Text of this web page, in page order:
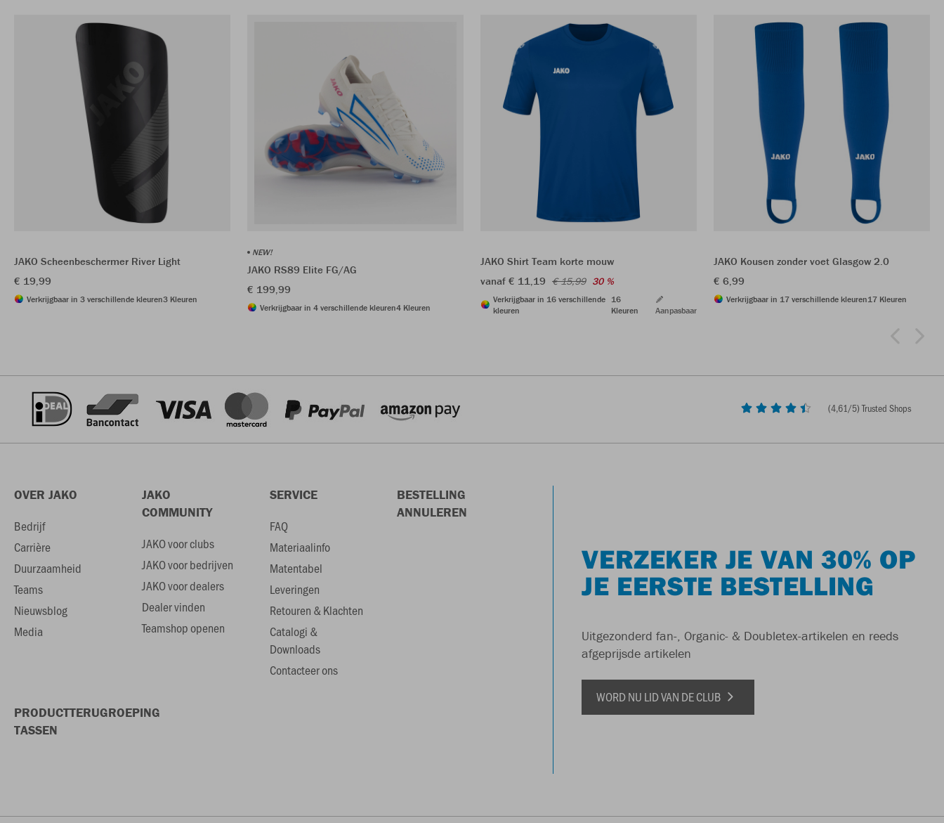
JAKO Scheenbeschermer River Light
€ 19,99
Verkrijgbaar in 3 verschillende kleuren3 Kleuren
NEW!
JAKO RS89 Elite FG/AG
€ 199,99
Verkrijgbaar in 4 verschillende kleuren4 Kleuren
JAKO Shirt Team korte mouw
vanaf € 11,19 € 15,99 30 %
Verkrijgbaar in 16 verschillende
kleuren
16
Kleuren
Aanpasbaar
JAKO Kousen zonder voet Glasgow 2.0
€ 6,99
Verkrijgbaar in 17 verschillende kleuren17 Kleuren
(4,61/5) Trusted Shops
OVER JAKO
Bedrijf
Carrière
Duurzaamheid
Teams
Nieuwsblog
Media
JAKO
COMMUNITY
JAKO voor clubs
JAKO voor bedrijven
JAKO voor dealers
Dealer vinden
Teamshop openen
SERVICE
FAQ
Materiaalinfo
Matentabel
Leveringen
Retouren & Klachten
Catalogi &
Downloads
Contacteer ons
BESTELLING
ANNULEREN
PRODUCTTERUGROEPING
TASSEN
VERZEKER JE VAN 30% OP
JE EERSTE BESTELLING
Uitgezonderd fan-, Organic- & Doubletex-artikelen en reeds
afgeprijsde artikelen
WORD NU LID VAN DE CLUB